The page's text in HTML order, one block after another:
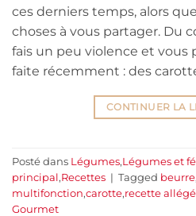
ces derniers temps, alors
choses à vous partager. Du
fais un peu violence et vous
faite récemment : des
CONTINUER LA
Posté dans Légumes,Légumes et
principal,Recettes | Tagged beurre
multifonction,carotte,recette
Gourmet